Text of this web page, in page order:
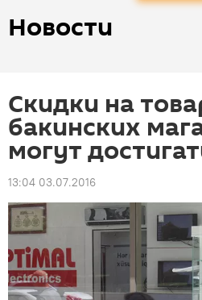
Новости
Cкидки на
бакинских
могут
13:04 03.07.2016